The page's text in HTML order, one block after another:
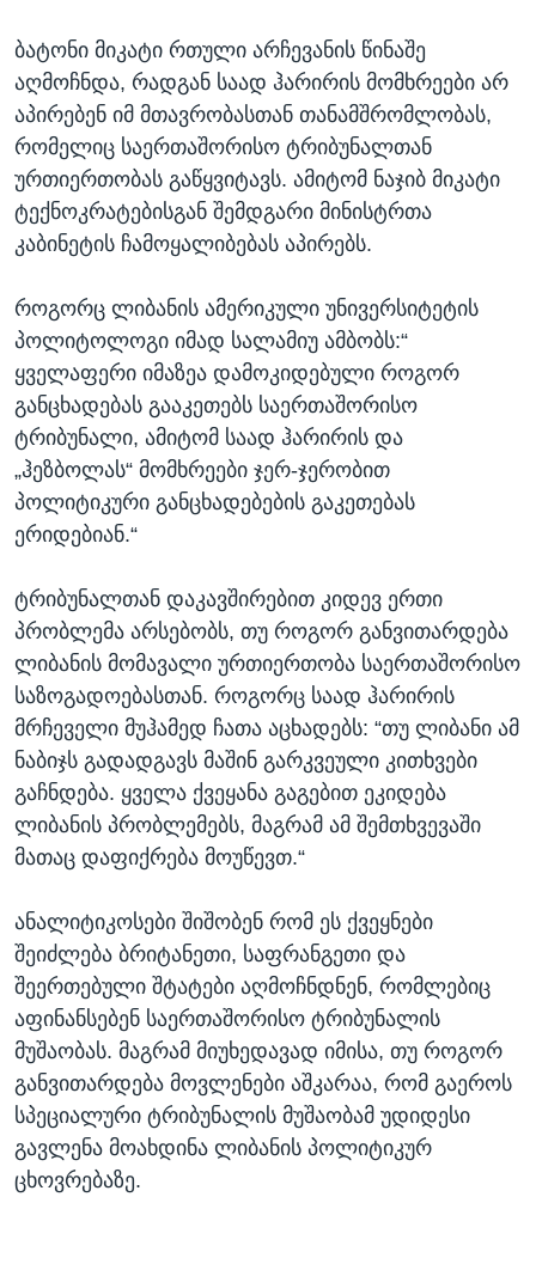
ბატონი მიკატი რთული არჩევანის წინაშე
აღმოჩნდა, რადგან საად ჰარირის მომხრეები არ
აპირებენ იმ მთავრობასთან თანამშრომლობას,
რომელიც საერთაშორისო ტრიბუნალთან
ურთიერთობას გაწყვიტავს. ამიტომ ნაჯიბ მიკატი
ტექნოკრატებისგან შემდგარი მინისტრთა
კაბინეტის ჩამოყალიბებას აპირებს.
როგორც ლიბანის ამერიკული უნივერსიტეტის
პოლიტოლოგი იმად სალამიუ ამბობს:“
ყველაფერი იმაზეა დამოკიდებული როგორ
განცხადებას გააკეთებს საერთაშორისო
ტრიბუნალი, ამიტომ საად ჰარირის და
„ჰეზბოლას“ მომხრეები ჯერ-ჯერობით
პოლიტიკური განცხადებების გაკეთებას
ერიდებიან.“
ტრიბუნალთან დაკავშირებით კიდევ ერთი
პრობლემა არსებობს, თუ როგორ განვითარდება
ლიბანის მომავალი ურთიერთობა საერთაშორისო
საზოგადოებასთან. როგორც საად ჰარირის
მრჩეველი მუჰამედ ჩათა აცხადებს: “თუ ლიბანი ამ
ნაბიჯს გადადგავს მაშინ გარკვეული კითხვები
გაჩნდება. ყველა ქვეყანა გაგებით ეკიდება
ლიბანის პრობლემებს, მაგრამ ამ შემთხვევაში
მათაც დაფიქრება მოუწევთ.“
ანალიტიკოსები შიშობენ რომ ეს ქვეყნები
შეიძლება ბრიტანეთი, საფრანგეთი და
შეერთებული შტატები აღმოჩნდნენ, რომლებიც
აფინანსებენ საერთაშორისო ტრიბუნალის
მუშაობას. მაგრამ მიუხედავად იმისა, თუ როგორ
განვითარდება მოვლენები აშკარაა, რომ გაეროს
სპეციალური ტრიბუნალის მუშაობამ უდიდესი
გავლენა მოახდინა ლიბანის პოლიტიკურ
ცხოვრებაზე.